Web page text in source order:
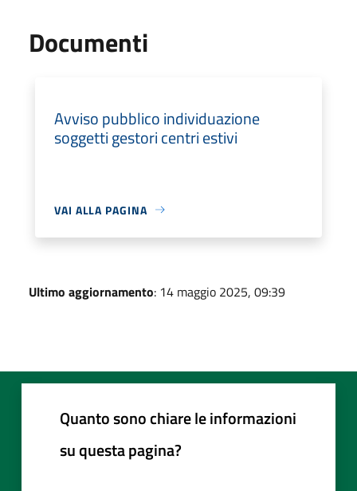
Documenti
Avviso pubblico individuazione
soggetti gestori centri estivi
VAI ALLA PAGINA
Ultimo aggiornamento: 14 maggio 2025, 09:39
Quanto sono chiare le informazioni
su questa pagina?